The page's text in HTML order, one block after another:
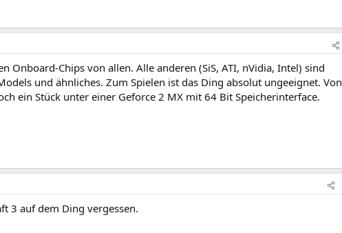
Onboard-Chips von allen. Alle anderen (SiS, ATI, nVidia, Intel) sind
und ähnliches. Zum Spielen ist das Ding absolut ungeeignet. Von
ein Stück unter einer Geforce 2 MX mit 64 Bit Speicherinterface.
3 auf dem Ding vergessen.